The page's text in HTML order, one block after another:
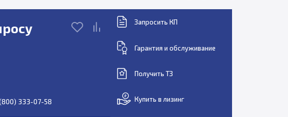
333-07-58
Запросить КП
Гарантия и обслуживание
Получить ТЗ
Купить в лизинг